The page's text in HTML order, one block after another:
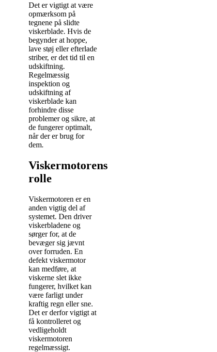
Det er vigtigt at være
opmærksom på
tegnene på slidte
viskerblade. Hvis de
begynder at hoppe,
lave støj eller efterlade
striber, er det tid til en
udskiftning.
Regelmæssig
inspektion og
udskiftning af
viskerblade kan
forhindre disse
problemer og sikre, at
de fungerer optimalt,
når der er brug for
dem.
Viskermotorens
rolle
Viskermotoren er en
anden vigtig del af
systemet. Den driver
viskerbladene og
sørger for, at de
bevæger sig jævnt
over forruden. En
defekt viskermotor
kan medføre, at
viskerne slet ikke
fungerer, hvilket kan
være farligt under
kraftig regn eller sne.
Det er derfor vigtigt at
få kontrolleret og
vedligeholdt
viskermotoren
regelmæssigt.